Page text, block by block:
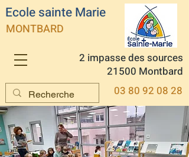
Ecole sainte Marie
MONTBARD
2 impasse des sources
21500 Montbard
03 80 92 08 28